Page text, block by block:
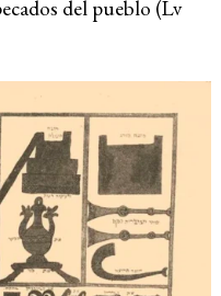
del pueblo (Lv